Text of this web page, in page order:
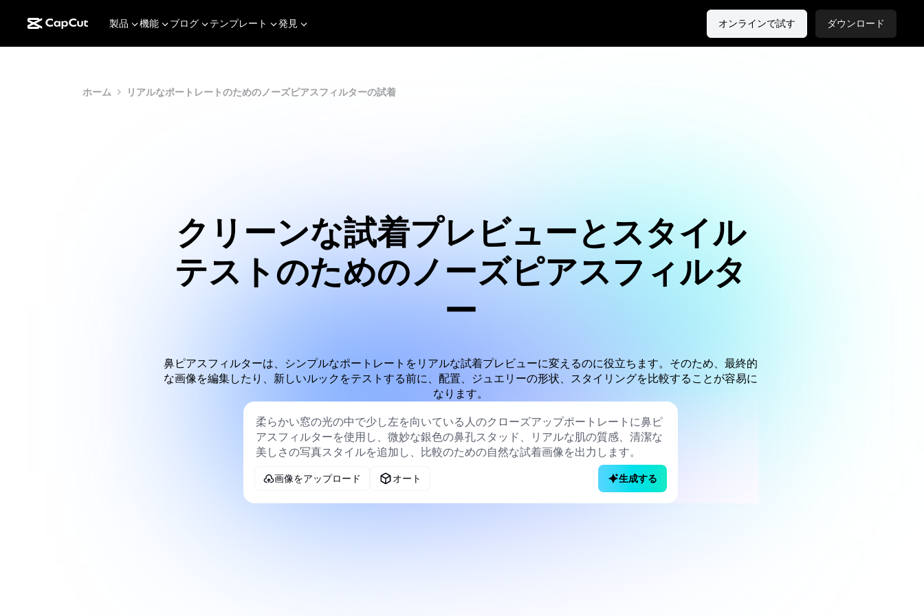
製品 機能 ブログ テンプレート 発見 オンラインで試す ダウンロード
ホーム リアルなポートレートのためのノーズピアスフィルターの試着
クリーンな試着プレビューとスタイル
テストのためのノーズピアスフィルタ
ー
鼻ピアスフィルターは、シンプルなポートレートをリアルな試着プレビューに変えるのに役立ちます。そのため、最終的
な画像を編集したり、新しいルックをテストする前に、配置、ジュエリーの形状、スタイリングを比較することが容易に
なります。
画像をアップロード オート 生成する